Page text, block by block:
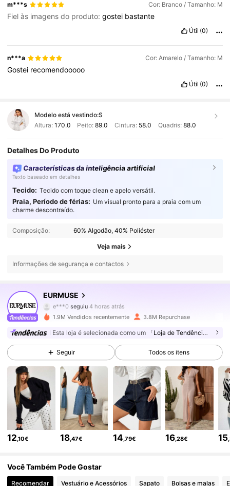
m***s Cor: Branco / Tamanho: M
Fiel às imagens do produto:gostei bastante
Útil (0)
n***a Cor: Amarelo / Tamanho: M
Gostei recomendooooo
Útil (0)
Modelo está vestindo:S
Altura: 170.0 Peito:89.0 Cintura: 58.0 Quadris: 88.0
Detalhes Do Produto
Características da inteligência artificial
Texto baseado em detalhes
Tecido: Tecido com toque clean e apelo versátil.
Praia, Período de férias: Um visual pronto para a praia com um
charme descontraído.
Composição: 60% Algodão, 40% Poliéster
Veja mais
Informações de segurança e contactos
EURMUSE
4 horas atrás
g***a está a navegar
4,75
355K Seguidores
4,75 355K Seguidores
4,75 355K Seguidores
4,75 355K Seguidores
1.9M Vendidos recentemente 3.8M Repurchase
Esta loja é selecionada como um 「Loja de Tendências」
Seguir Todos os itens
12,10€ 18,47€ 14,79€ 16,28€ 15
Você Também Pode Gostar
Recomendar Vestuário e Acessórios Sapato Bolsas e malas